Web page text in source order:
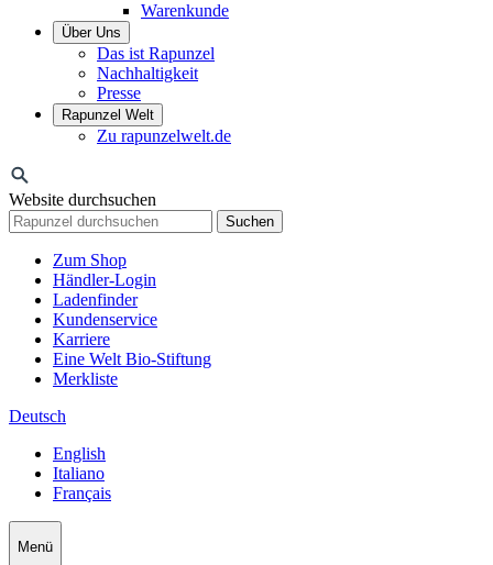
Warenkunde
Über Uns
Das ist Rapunzel
Nachhaltigkeit
Presse
Rapunzel Welt
Zu rapunzelwelt.de
Website durchsuchen
Suchen
Zum Shop
Händler-Login
Ladenfinder
Kundenservice
Karriere
Eine Welt Bio-Stiftung
Merkliste
Deutsch
English
Italiano
Français
Menü